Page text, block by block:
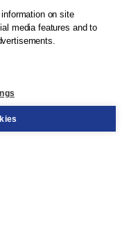
on site
media features and to